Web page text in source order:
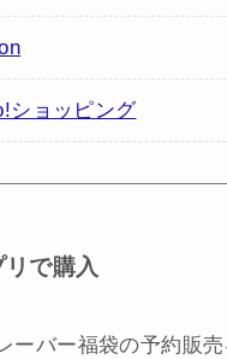
ショッピング
で購入
ーバー福袋の予約販